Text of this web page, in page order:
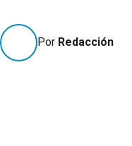
Por Redacción